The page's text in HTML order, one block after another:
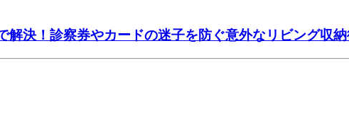
解決！診察券やカードの迷子を防ぐ意外なリビング収